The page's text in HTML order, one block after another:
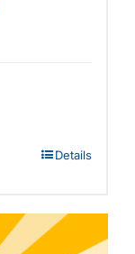
Details